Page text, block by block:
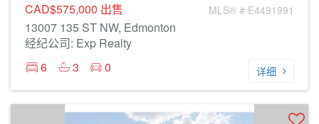
CAD$575,000 出售 MLS® # E4491991
13007 135 ST NW, Edmonton
经纪公司: Exp Realty
6
3 0 详细